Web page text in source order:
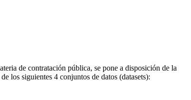
de contratación pública, se pone a disposición de la
los siguientes 4 conjuntos de datos (datasets):